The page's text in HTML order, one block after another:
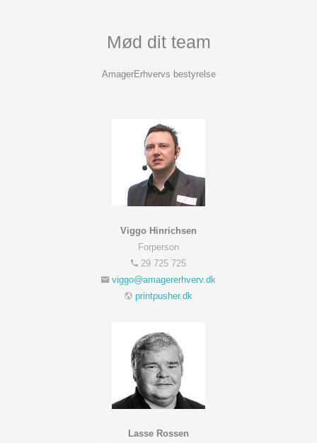
Mød dit team
AmagerErhvervs bestyrelse
Viggo Hinrichsen
Forperson
29 725 725
printpusher.dk
Lasse Rossen